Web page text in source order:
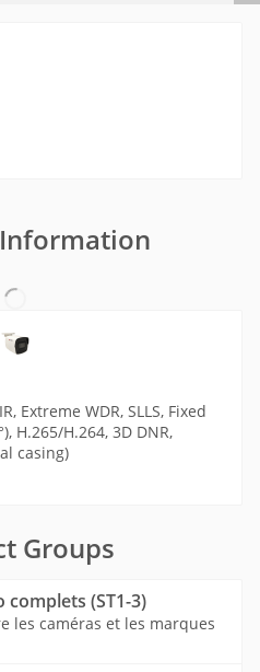
Extreme WDR, SLLS, Fixed
H.265/H.264, 3D DNR,
casing)
Groups
(ST1-3)
les caméras et les marques